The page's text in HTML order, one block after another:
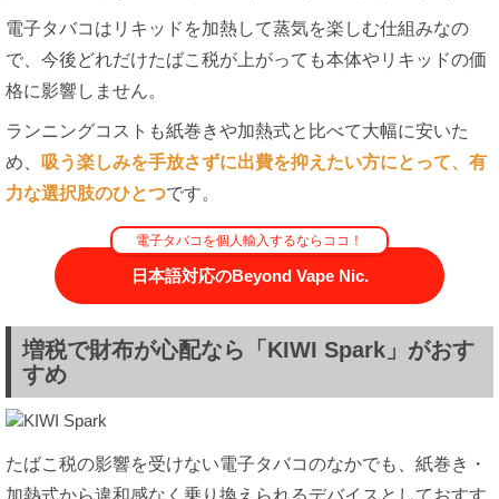
電子タバコはリキッドを加熱して蒸気を楽しむ仕組みなの
で、今後どれだけたばこ税が上がっても本体やリキッドの価
格に影響しません。
ランニングコストも紙巻きや加熱式と比べて大幅に安いた
め、
吸う楽しみを手放さずに出費を抑えたい方にとって、有
力な選択肢のひとつです。
電子タバコを個人輸入するならココ！
日本語対応のBeyond Vape Nic.
増税で財布が心配なら「KIWI Spark」がおす
すめ
たばこ税の影響を受けない電子タバコのなかでも、紙巻き・
加熱式から違和感なく乗り換えられるデバイスとしておすす